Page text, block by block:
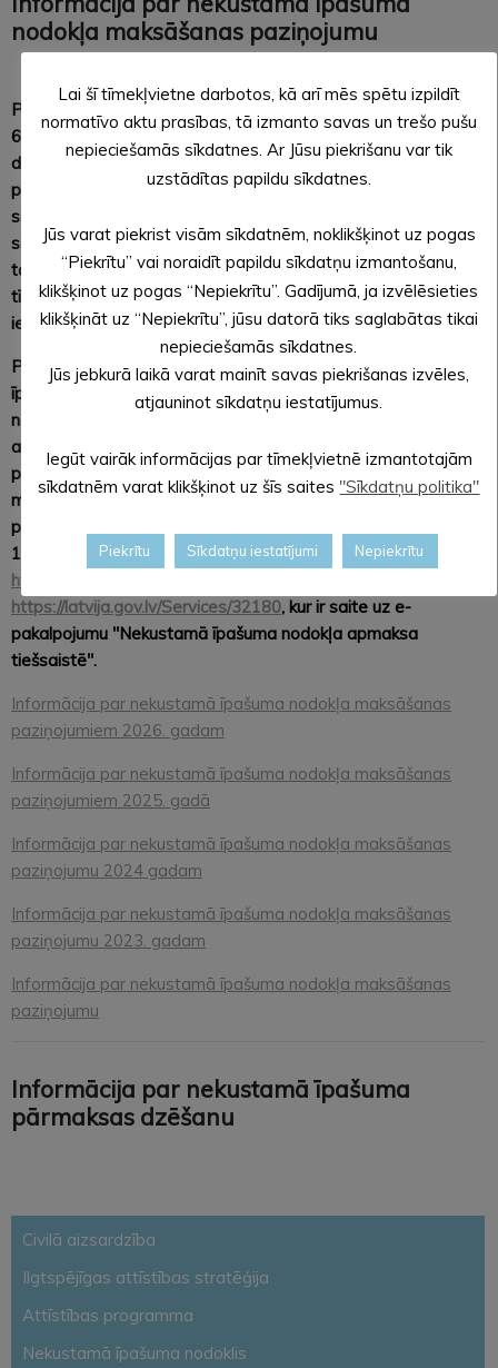
nodokļa maksāšanas paziņojumu
Pamatojoties uz likuma "Par nekustamā īpašuma nodokli"
6.panta pirmo prim 6 daļu: Ja nodokļa maksātājs nav
deklarējis dzīvesvietu likumā noteiktajā kārtībā un nav
paziņojis nodokļu administrācijai adresi, kurā viņš ir
sasniedzams, tad paziņojumu par administratīviem aktiem
saistībā ar nekustamā īpašuma nodokli, kas izdoti pēc
taksācijas gada 15. februāra, pašvaldība izvieto savā
tīmekļvietnē, norādot vietu, kurā nodokļu maksātājs ar to var
iepazīties.
Personas ar maksāšanas paziņojumu par nekustamā
īpašuma nodokli 2022. gadam var iepazīties pie Alūksnes
novada pašvaldības nekustamā īpašuma nodokļa
administratoriem pa tālruni 25778897, vai elektroniski uz e-
pastiem: inara.kapulinska@aluksne.lv vai
marite.jaudzema@aluksne.lv vai Alūksnes novada Valsts un
pašvaldības vienotajā klientu apkalpošanas centrā Dārza ielā
11, Alūksnē, Alūksnes novadā, vai portālos
https://www.epakalpojumi.lv
https://latvija.gov.lv/Services/32180, kur ir saite uz e-
pakalpojumu "Nekustamā īpašuma nodokļa apmaksa
tiešsaistē".
Informācija par nekustamā īpašuma nodokļa maksāšanas
paziņojumiem 2026. gadam
Informācija par nekustamā īpašuma nodokļa maksāšanas
paziņojumiem 2025. gadā
Informācija par nekustamā īpašuma nodokļa maksāšanas
paziņojumu 2024 gadam
Informācija par nekustamā īpašuma nodokļa maksāšanas
paziņojumu 2023. gadam
Informācija par nekustamā īpašuma nodokļa maksāšanas
paziņojumu
Informācija par nekustamā īpašuma
pārmaksas dzēšanu
Civilā aizsardzība
Ilgtspējīgas attīstības stratēģija
Attīstības programma
Nekustamā īpašuma nodoklis
Lai šī tīmekļvietne darbotos, kā arī mēs spētu izpildīt
normatīvo aktu prasības, tā izmanto savas un trešo pušu
nepieciešamās sīkdatnes. Ar Jūsu piekrišanu var tik
uzstādītas papildu sīkdatnes.
Jūs varat piekrist visām sīkdatnēm, noklikšķinot uz pogas
“Piekrītu” vai noraidīt papildu sīkdatņu izmantošanu,
klikšķinot uz pogas “Nepiekrītu”. Gadījumā, ja izvēlēsieties
klikšķināt uz “Nepiekrītu”, jūsu datorā tiks saglabātas tikai
nepieciešamās sīkdatnes.
Jūs jebkurā laikā varat mainīt savas piekrišanas izvēles,
atjauninot sīkdatņu iestatījumus.
Iegūt vairāk informācijas par tīmekļvietnē izmantotajām
sīkdatnēm varat klikšķinot uz šīs saites "Sīkdatņu politika"
Piekrītu Sīkdatņu iestatījumi Nepiekrītu